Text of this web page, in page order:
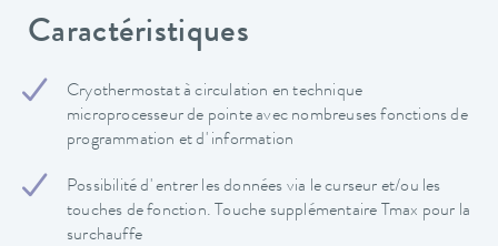
Caractéristiques
Cryothermostat à circulation en technique
microprocesseur de pointe avec nombreuses fonctions de
programmation et d' information
Possibilité d' entrer les données via le curseur et/ou les
touches de fonction. Touche supplémentaire Tmax pour la
surchauffe